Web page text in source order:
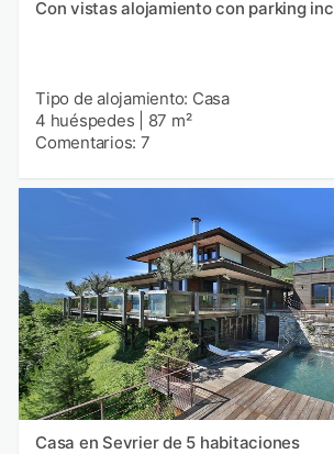
Con vistas alojamiento con parking
Tipo de alojamiento: Casa
4 huéspedes
87 m²
Comentarios: 7
Casa en Sevrier de 5 habitaciones